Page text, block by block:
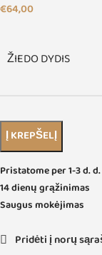
€64,00
ŽIEDO DYDIS
Į KREPŠELĮ
Pristatome per 1-3 d. d.
14 dienų grąžinimas
Saugus mokėjimas
Pridėti į norų